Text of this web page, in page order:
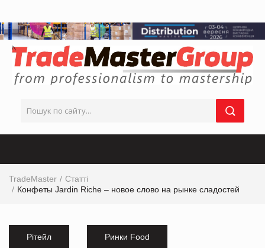
TradeMaster
Статті
Конфеты Jardin Riche – новое слово на рынке сладостей
Рітейл Ринки Food